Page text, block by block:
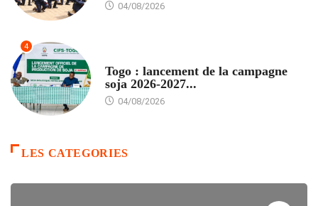
04/08/2026
4
Togo : lancement de la campagne
soja 2026-2027...
04/08/2026
LES CATEGORIES